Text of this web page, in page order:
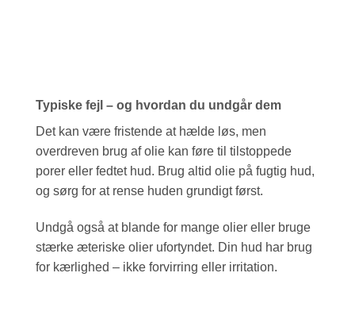
Typiske fejl – og hvordan du undgår dem
Det kan være fristende at hælde løs, men
overdreven brug af olie kan føre til tilstoppede
porer eller fedtet hud. Brug altid olie på fugtig hud,
og sørg for at rense huden grundigt først.
Undgå også at blande for mange olier eller bruge
stærke æteriske olier ufortyndet. Din hud har brug
for kærlighed – ikke forvirring eller irritation.